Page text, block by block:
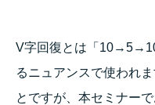
V字回復とは「
るニュアンスで使われ
とですが、本セミナー